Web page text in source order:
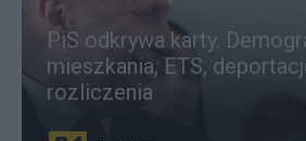
PiS odkrywa karty.
mieszkania, ETS,
rozliczenia